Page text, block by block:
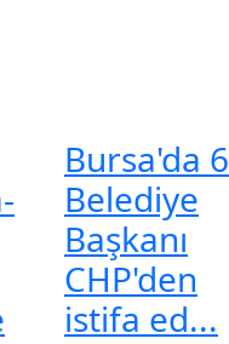
Bursa'da 6
Belediye
Başkanı
CHP'den
istifa ed...